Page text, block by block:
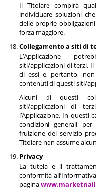
Il Titolare compirà
individuare soluzioni
delle proprie
forza maggiore.
Collegamento a siti di
L’Applicazione
siti/applicazioni di terzi.
di essi e, pertanto,
contenuti di questi siti/
Alcuni di questi
siti/applicazioni di
l’Applicazione. In questi
condizioni generali
fruizione del servizio
Titolare non assume
Privacy
La tutela e il
conformità
pagina